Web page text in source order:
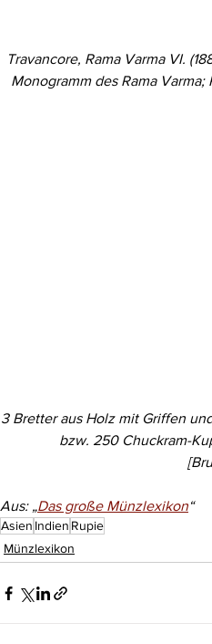
Travancore, Rama Varma VI.
Monogramm des Rama
3 Bretter aus Holz mit Griffen
bzw. 250 Chuckram-
Aus: „Das große Münzlexikon“
Asien Indien Rupie
Münzlexikon